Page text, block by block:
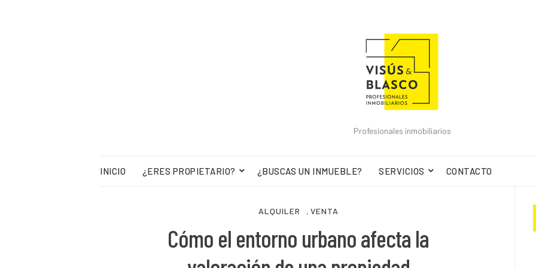
Profesionales inmobiliarios
INICIO ¿ERES PROPIETARIO? ¿BUSCAS UN INMUEBLE? SERVICIOS CONTACTO
ALQUILER , VENTA
Cómo el entorno urbano afecta la